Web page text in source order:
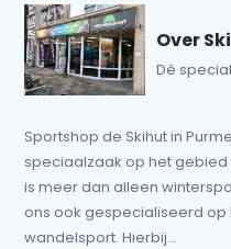
Over
Dé
Sportshop de Skihut in
speciaalzaak op het gebied
is meer dan alleen
ons ook gespecialiseerd
wandelsport. Hierbij...